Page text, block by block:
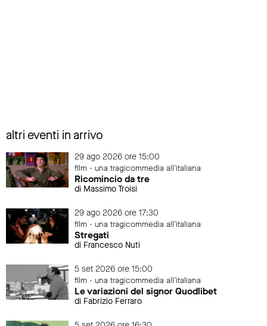
altri eventi in arrivo
29 ago 2026 ore 15:00
film - una tragicommedia all'italiana
Ricomincio da tre
di Massimo Troisi
29 ago 2026 ore 17:30
film - una tragicommedia all'italiana
Stregati
di Francesco Nuti
5 set 2026 ore 15:00
film - una tragicommedia all'italiana
Le variazioni del signor Quodlibet
di Fabrizio Ferraro